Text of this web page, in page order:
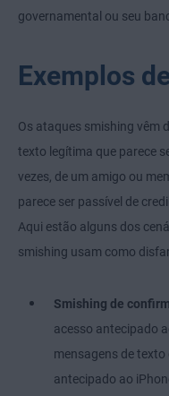
governamental ou seu
Exemplos
Os ataques smishing vêm
texto legítima que parece
vezes, de um amigo ou
parece ser passível de
Aqui estão alguns dos
smishing usam como
Smishing de
acesso antecipado
mensagens de
antecipado ao